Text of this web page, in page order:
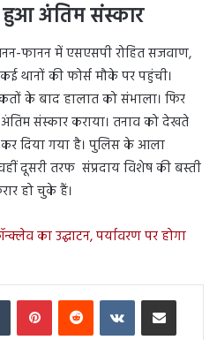
अंतिम संस्कार
फानन में एसएसपी रोहित सजवाण,
थानों की फोर्स मौके पर पहुंची।
के बाद हालात को संभाला। फिर
संस्कार कराया। तनाव को देखते
दिया गया है। पुलिस के आला
दूसरी तरफ संप्रदाय विशेष की बस्ती
हो चुके हैं।
का उद्घाटन, पर्यावरण पर होगा
Tumblr PinterestReddit VKontakteShare via Email